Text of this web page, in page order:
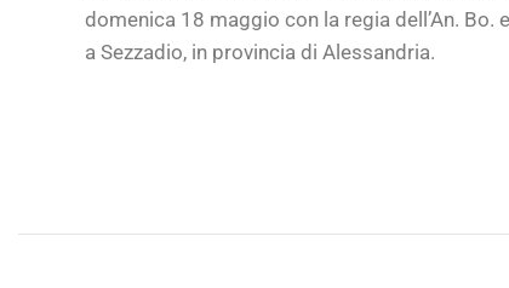
domenica 18 maggio con la regia dell’An.
a Sezzadio, in provincia di Alessandria.